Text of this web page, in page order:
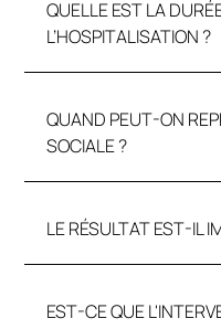
QUELLE EST LA
L’HOSPITALISATION ?
QUAND PEUT-ON
SOCIALE ?
LE RÉSULTAT EST-IL
EST-CE QUE